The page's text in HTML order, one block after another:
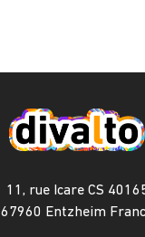
11, rue Icare CS
67960 Entzheim